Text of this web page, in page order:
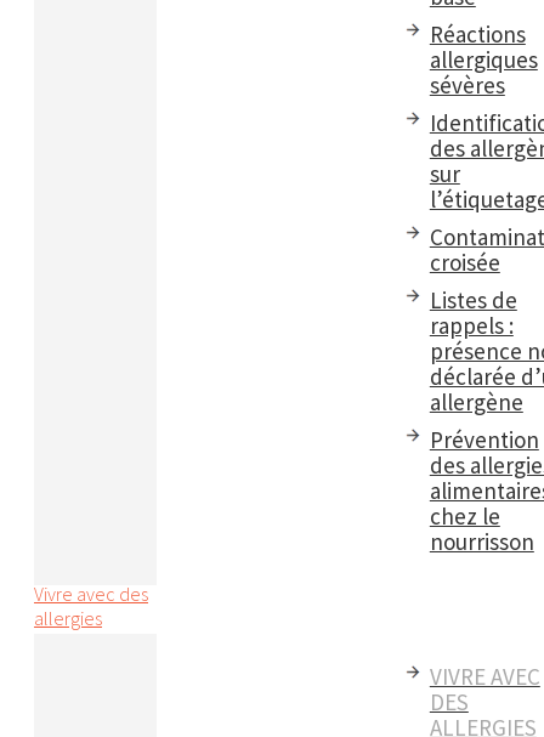
Réactions
allergiques
sévères
des
sur
croisée
Listes de
rappels :
présence
déclarée
allergène
Prévention
des
chez le
nourrisson
Vivre avec des
allergies
VIVRE AVEC
DES
ALLERGIES